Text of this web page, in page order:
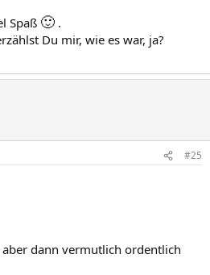
Spaß 🙂 .
Du mir, wie es war, ja?
#25
dann vermutlich ordentlich